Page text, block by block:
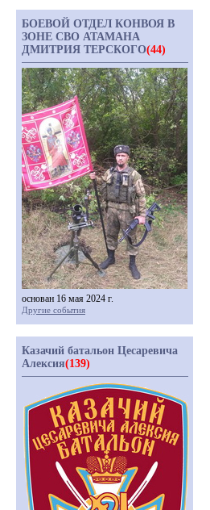
БОЕВОЙ ОТДЕЛ КОНВОЯ В
ЗОНЕ СВО АТАМАНА
ДМИТРИЯ ТЕРСКОГО(44)
основан 16 мая 2024 г.
Другие события
Казачий батальон Цесаревича
Алексия(139)